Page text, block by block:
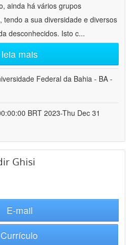
ainda há vários grupos
tendo a sua diversidade e diversos
desconhecidos. Isto c...
leia mais
Federal da Bahia - BA -
BRT 2023-Thu Dec 31
Ghisi
E-mail
Currículo